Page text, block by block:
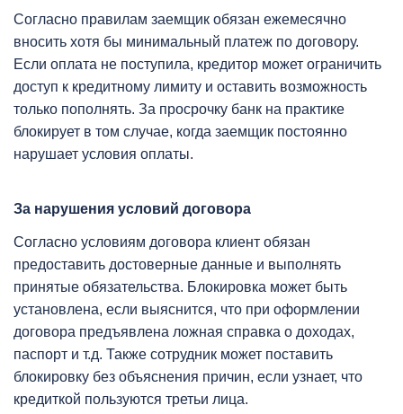
Согласно правилам заемщик обязан ежемесячно
вносить хотя бы минимальный платеж по договору.
Если оплата не поступила, кредитор может ограничить
доступ к кредитному лимиту и оставить возможность
только пополнять. За просрочку банк на практике
блокирует в том случае, когда заемщик постоянно
нарушает условия оплаты.
За нарушения условий договора
Согласно условиям договора клиент обязан
предоставить достоверные данные и выполнять
принятые обязательства. Блокировка может быть
установлена, если выяснится, что при оформлении
договора предъявлена ложная справка о доходах,
паспорт и т.д. Также сотрудник может поставить
блокировку без объяснения причин, если узнает, что
кредиткой пользуются третьи лица.